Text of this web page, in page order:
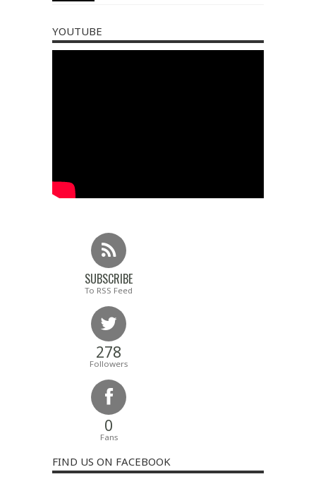
YOUTUBE
SUBSCRIBE
To RSS Feed
278
Followers
0
Fans
FIND US ON FACEBOOK